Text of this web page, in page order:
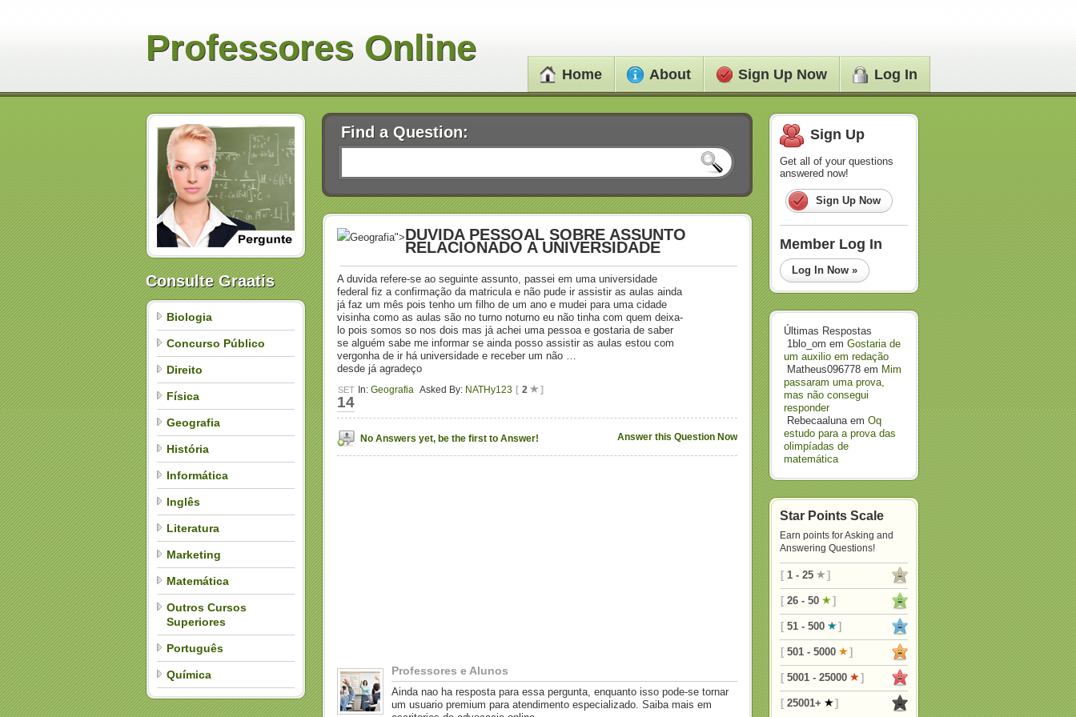
Home About Sign Up Now Log In
Professores Online
Consulte Graatis
Biologia
Concurso Público
Direito
Física
Geografia
História
Informática
Inglês
Literatura
Marketing
Matemática
Outros Cursos
Superiores
Português
Química
Find a Question:
Geografia">DUVIDA PESSOAL SOBRE ASSUNTO
RELACIONADO A UNIVERSIDADE
A duvida refere-se ao seguinte assunto, passei em uma universidade
federal fiz a confirmação da matricula e não pude ir assistir as aulas ainda
já faz um mês pois tenho um filho de um ano e mudei para uma cidade
visinha como as aulas são no turno noturno eu não tinha com quem deixa-
lo pois somos so nos dois mas já achei uma pessoa e gostaria de saber
se alguém sabe me informar se ainda posso assistir as aulas estou com
vergonha de ir há universidade e receber um não …
desde já agradeço
In: Geografia Asked By: NATHy123 [ 2 ]
SET
14
Answer this Question Now
No Answers yet, be the first to Answer!
Professores e Alunos
Ainda nao ha resposta para essa pergunta, enquanto isso pode-se tornar
um usuario premium para atendimento especializado. Saiba mais em
Sign Up
Get all of your questions
answered now!
Sign Up Now
Member Log In
Log In Now »
Últimas Respostas
1blo_om em Gostaria de
um auxilio em redação
Matheus096778 em Mim
passaram uma prova,
mas não consegui
responder
Rebecaalunaem Oq
estudo para a prova das
olimpíadas de
matemática
Star Points Scale
Earn points for Asking and
Answering Questions!
[ 1 - 25 ]
[ 26 - 50 ]
[ 51 - 500 ]
[ 501 - 5000 ]
[ 5001 - 25000 ]
[ 25001+ ]